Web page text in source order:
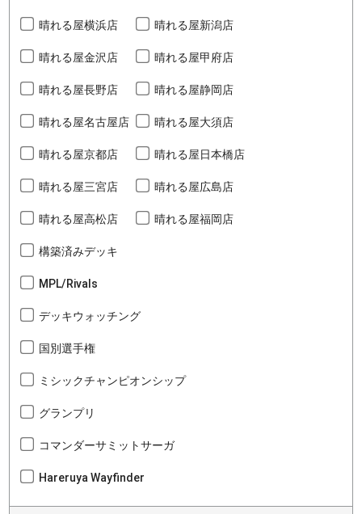
晴れる屋横浜店 晴れる屋新潟店
晴れる屋金沢店 晴れる屋甲府店
晴れる屋長野店 晴れる屋静岡店
晴れる屋名古屋店 晴れる屋大須店
晴れる屋京都店 晴れる屋日本橋店
晴れる屋三宮店 晴れる屋広島店
晴れる屋高松店 晴れる屋福岡店
構築済みデッキ
MPL/Rivals
デッキウォッチング
国別選手権
ミシックチャンピオンシップ
グランプリ
コマンダーサミットサーガ
Hareruya Wayfinder